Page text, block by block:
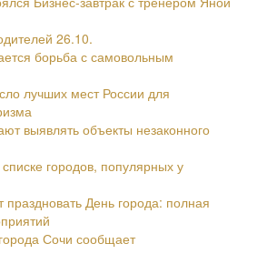
26.10.
борьба с самовольным
лучших мест России для
выявлять объекты незаконного
городов, популярных у
День города: полная
Сочи сообщает